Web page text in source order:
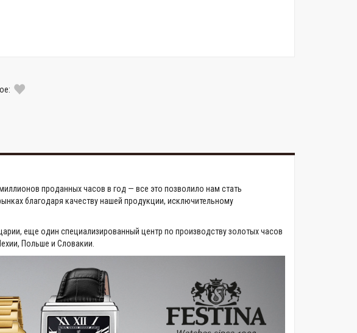
проданных часов в год — все это позволило нам стать
благодаря качеству нашей продукции, исключительному
еще один специализированный центр по производству золотых часов
Польше и Словакии.